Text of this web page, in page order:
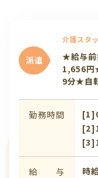
派遣
介護スタ
★給与前
1,656円
9分★自
勤務時間
給 与
時